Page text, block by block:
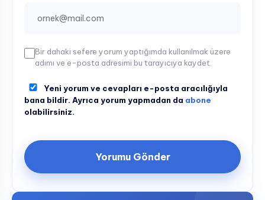
Bir dahaki sefere yorum yaptığımda kullanılmak üzere
adımı ve e-posta adresimi bu tarayıcıya kaydet.
Yeni yorum ve cevapları e-posta aracılığıyla
bana bildir. Ayrıca yorum yapmadan da abone
olabilirsiniz.